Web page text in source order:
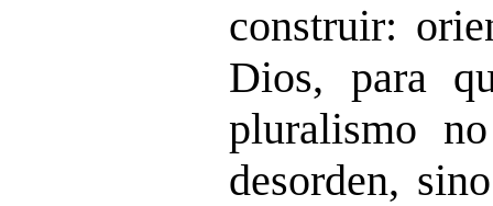
construir:
Dios, para
pluralismo
desorden,